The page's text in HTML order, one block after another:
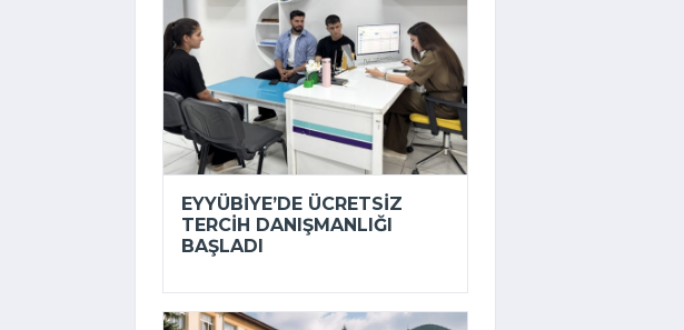
EYYÜBIYE’DE ÜCRETSIZ
TERCIH DANIŞMANLIĞI
BAŞLADI